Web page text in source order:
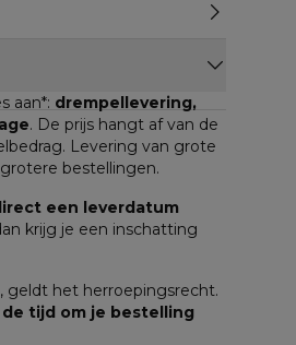
aan*: drempellevering,
. De prijs hangt af van de
Levering van grote
bestellingen.
een leverdatum
krijg je een inschatting
geldt het herroepingsrecht.
de tijd om je bestelling